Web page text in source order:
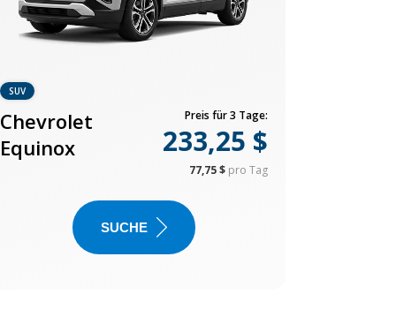
SUV
Chevrolet
Equinox
Preis für 3 Tage:
233,25 $
77,75 $ pro Tag
SUCHE